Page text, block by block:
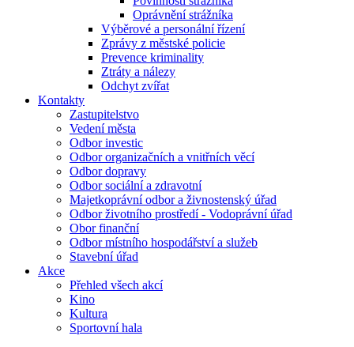
Oprávnění strážníka
Výběrové a personální řízení
Zprávy z městské policie
Prevence kriminality
Ztráty a nálezy
Odchyt zvířat
Kontakty
Zastupitelstvo
Vedení města
Odbor investic
Odbor organizačních a vnitřních věcí
Odbor dopravy
Odbor sociální a zdravotní
Majetkoprávní odbor a živnostenský úřad
Odbor životního prostředí - Vodoprávní úřad
Obor finanční
Odbor místního hospodářství a služeb
Stavební úřad
Akce
Přehled všech akcí
Kino
Kultura
Sportovní hala